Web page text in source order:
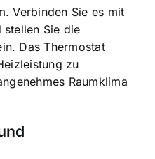
Verbinden Sie es mit
Sie die
Das Thermostat
zu
Raumklima